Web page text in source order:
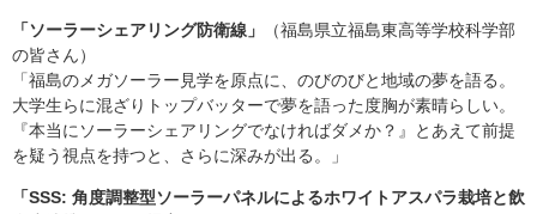
「ソーラーシェアリング防衛線」
（福島県立福島東高等学校科学部
の皆さん）
「福島のメガソーラー見学を原点に、のびのびと地域の夢を語る。
大学生らに混ざりトップバッターで夢を語った度胸が素晴らしい。
『本当にソーラーシェアリングでなければダメか？』とあえて前提
を疑う視点を持つと、さらに深みが出る。」
「SSS: 角度調整型ソーラーパネルによるホワイトアスパラ栽培と飲